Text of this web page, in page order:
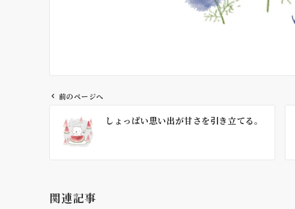
ビ
シ
前のページへ
しょっぱい思い出が甘さを引き立てる。
関連記事